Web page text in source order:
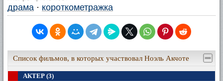
драма · короткометражка
Список фильмов, в которых участвовал Ноэль Акчоте
АКТЕР (3)